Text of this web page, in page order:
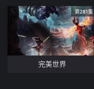
第281集
完美世界